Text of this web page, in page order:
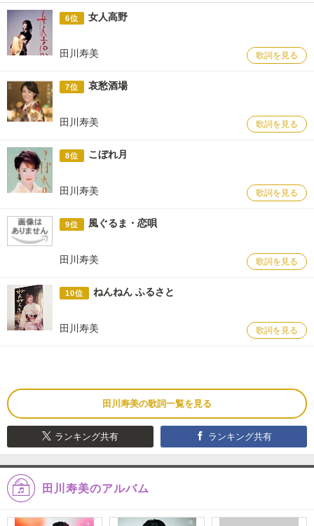
6位 女人高野
田川寿美 歌詞を見る
7位 哀愁酒場
田川寿美 歌詞を見る
8位 こぼれ月
田川寿美 歌詞を見る
9位 風ぐるま・恋唄
田川寿美 歌詞を見る
10位 ねんねん ふるさと
田川寿美 歌詞を見る
田川寿美の歌詞一覧を見る
ランキング共有 ランキング共有
田川寿美のアルバム